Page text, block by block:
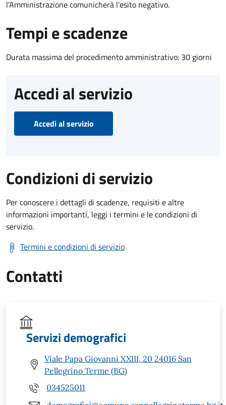
l’Amministrazione comunicherà l’esito negativo.
Tempi e scadenze
Durata massima del procedimento amministrativo: 30 giorni
Accedi al servizio
Accedi al servizio
Condizioni di servizio
Per conoscere i dettagli di scadenze, requisiti e altre
informazioni importanti, leggi i termini e le condizioni di
servizio.
Termini e condizioni di servizio
Contatti
Servizi demografici
Viale Papa Giovanni XXIII, 20 24016 San
Pellegrino Terme (BG)
034525011